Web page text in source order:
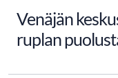
Venäjän
ruplan